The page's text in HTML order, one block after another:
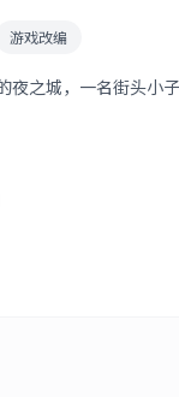
游戏改编
夜之城，一名街头小